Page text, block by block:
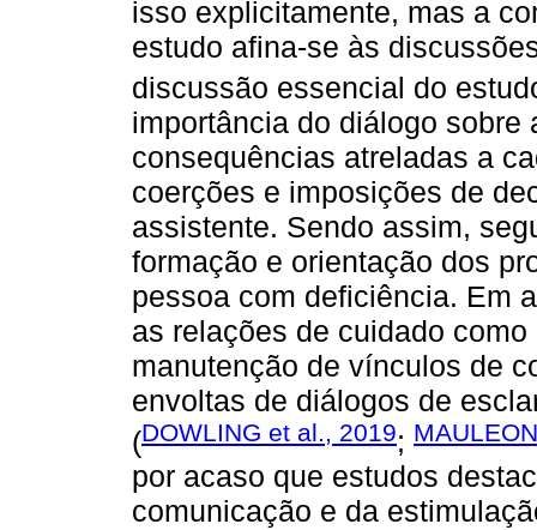
isso explicitamente, mas a
estudo afina-se às
discussão essencial do
importância do diálogo
consequências atreladas a
coerções e imposições de
assistente. Sendo assim,
formação e orientação dos
pessoa com deficiência. Em
as relações de cuidado
manutenção de vínculos de
envoltas de diálogos de
(DOWLING et al., 2019;
por acaso que estudos
comunicação e da